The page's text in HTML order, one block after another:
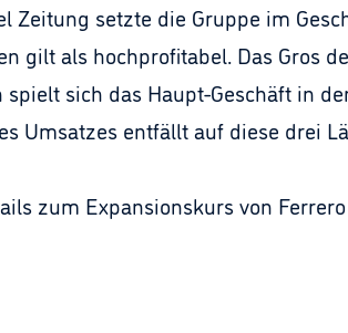
Zeitung setzte die Gruppe im
gilt als hochprofitabel. Das Gros
sich das Haupt-Geschäft in
Umsatzes entfällt auf diese drei
zum Expansionskurs von